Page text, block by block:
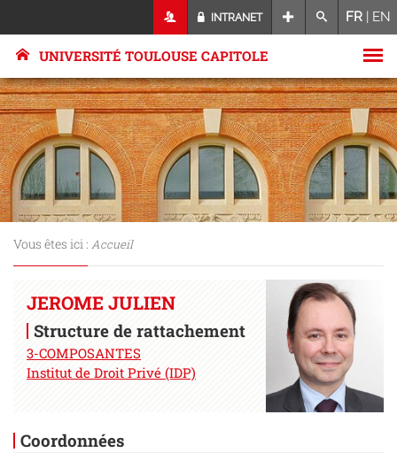
INTRANET FR | EN
UNIVERSITÉ TOULOUSE CAPITOLE
Vous êtes ici : Accueil
JEROME JULIEN
Structure de rattachement
3-COMPOSANTES
Institut de Droit Privé (IDP)
Coordonnées